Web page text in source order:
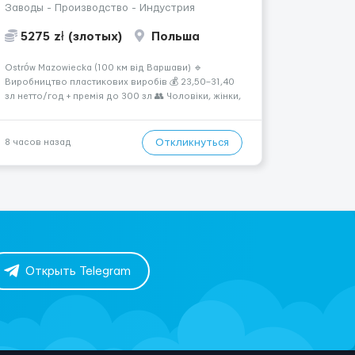
Заводы - Производство - Индустрия
5275 zł (злотых) Польша
Ostrów Mazowiecka (100 км від Варшави) 🔹
Виробництво пластикових виробів 💰 23,50–31,40
зл нетто/год + премія до 300 зл 👥 Чоловіки, жінки,
— 400 зл. 📦 Обов...
8 часов назад Откликнуться
Открыть Telegram